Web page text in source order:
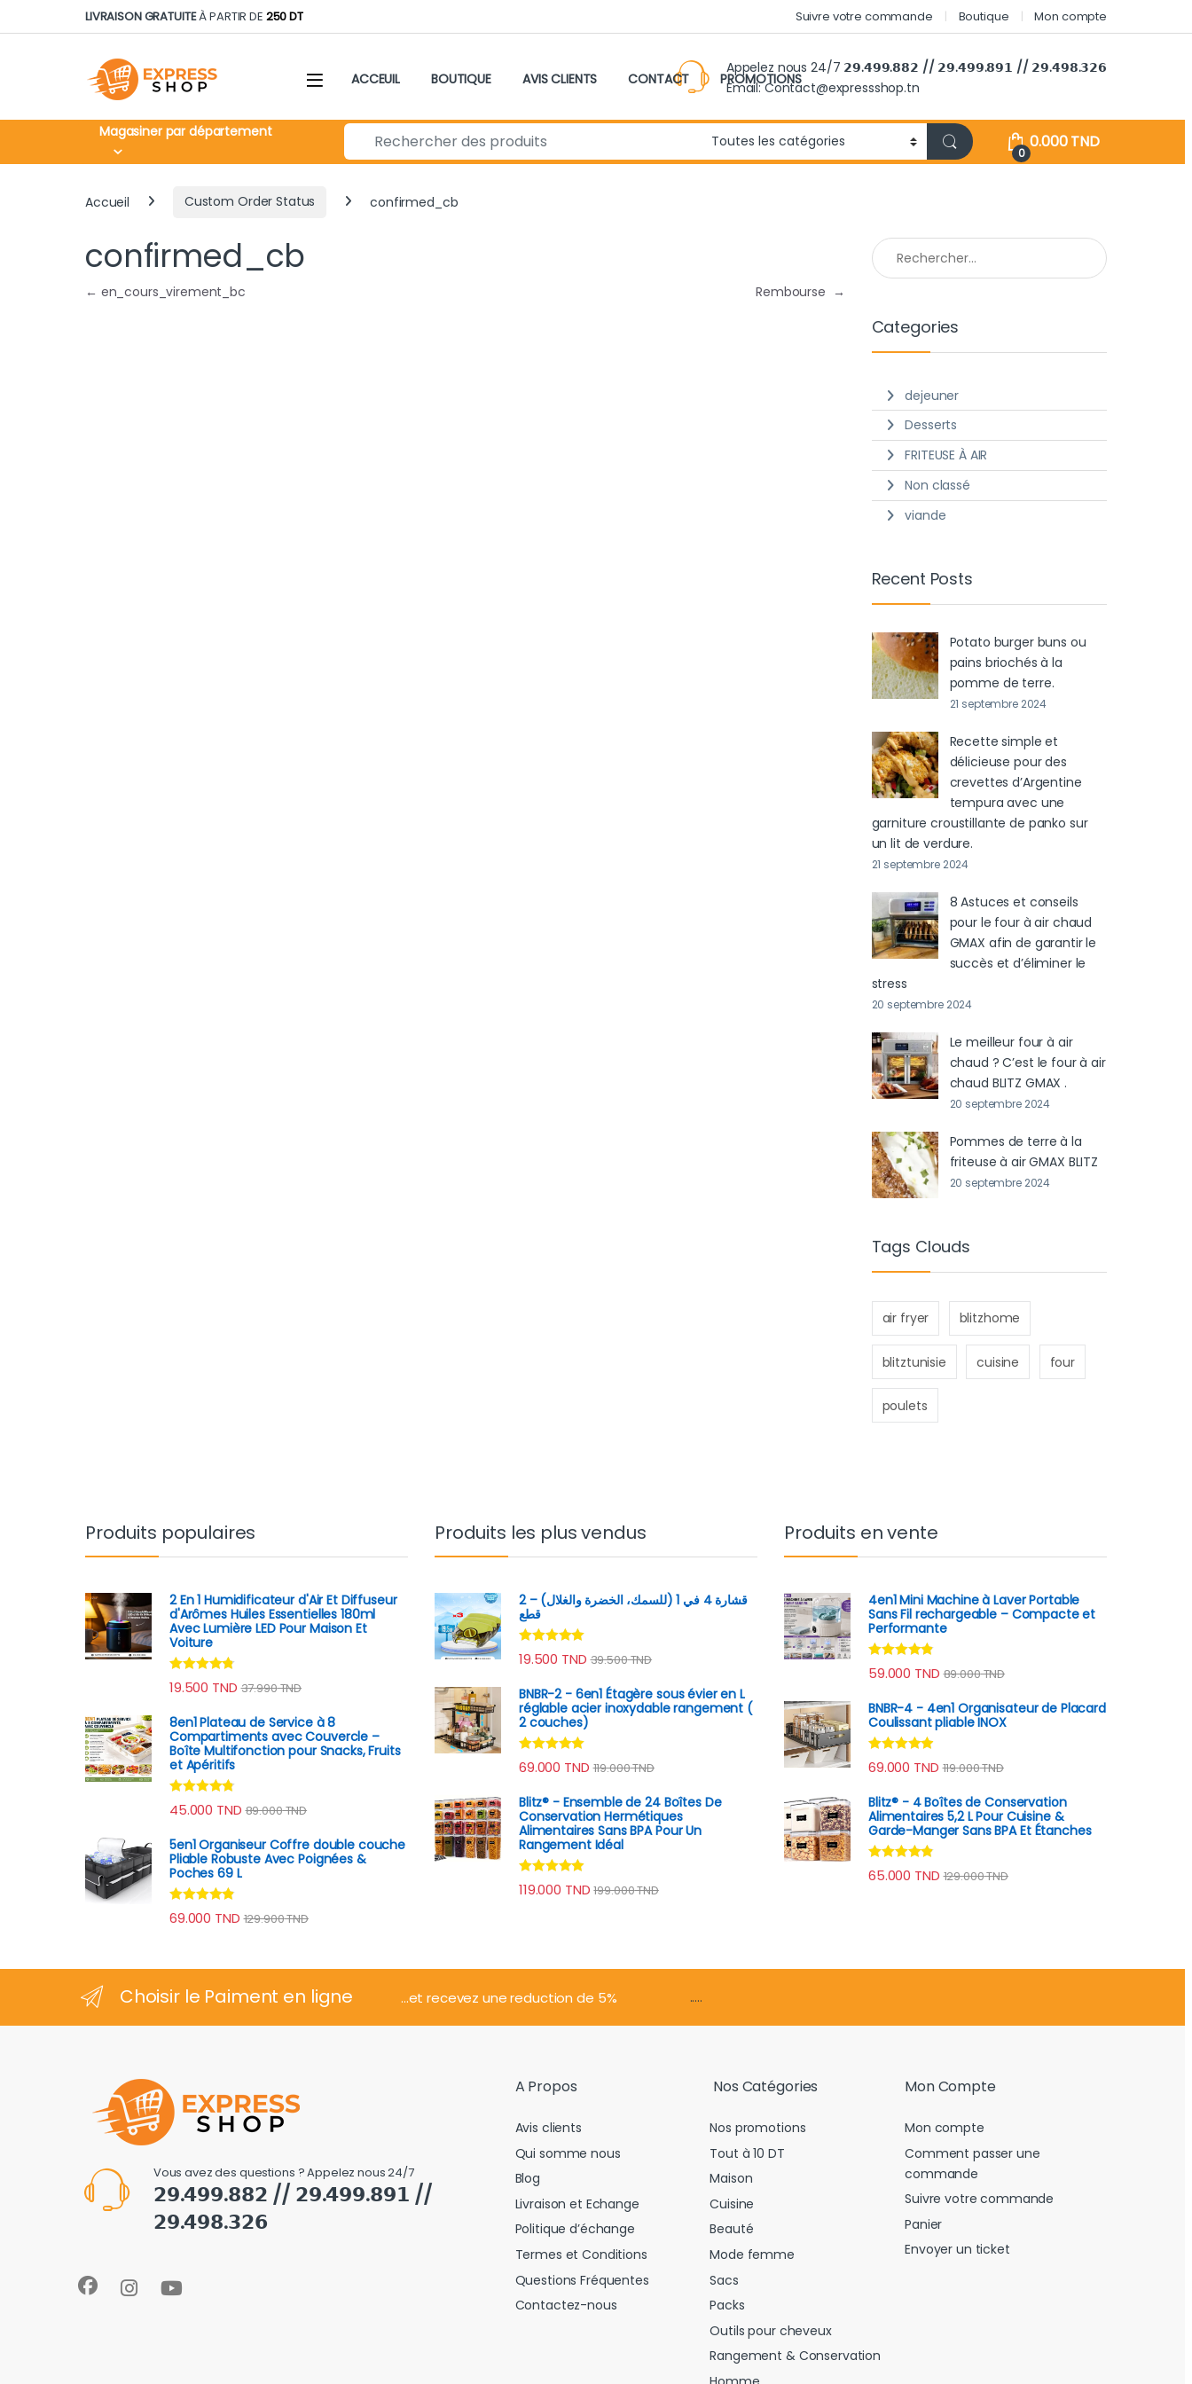
Skip to navigation
Skip to contentLIVRAISON GRATUITEÀ PARTIR DE 250 DT Suivre votre commande Boutique Mon compte
ACCEUIL BOUTIQUE AVIS CLIENTS CONTACT PROMOTIONS
Appelez nous 24/7 𝟮𝟵.𝟰𝟵𝟵.𝟴𝟴𝟮 // 𝟮𝟵.𝟰𝟵𝟵.𝟴𝟵𝟭 // 𝟮𝟵.𝟰𝟵𝟴.𝟯𝟮𝟲
Email: Contact@expressshop.tn
Magasiner par département Search for:
0
0.000TND
Accueil Custom Order Status confirmed_cb
confirmed_cb
Navigation de l’article
← en_cours_virement_bc Rembourse →
Rechercher :
Categories
dejeuner
Desserts
FRITEUSE À AIR
Non classé
viande
Recent Posts
Potato burger buns ou
pains briochés à la
pomme de terre.
21 septembre 2024
Recette simple et
délicieuse pour des
crevettes d’Argentine
tempura avec une
garniture croustillante de panko sur
un lit de verdure.
21 septembre 2024
8 Astuces et conseils
pour le four à air chaud
GMAX afin de garantir le
succès et d’éliminer le
stress
20 septembre 2024
Le meilleur four à air
chaud ? C’est le four à air
chaud BLITZ GMAX .
20 septembre 2024
Pommes de terre à la
friteuse à air GMAX BLITZ
20 septembre 2024
Tags Clouds
air fryer blitzhome
blitztunisie cuisine four
poulets
Produits populaires
2 En 1 Humidificateur d'Air Et Diffuseur
d'Arômes Huiles Essentielles 180ml
Avec Lumière LED Pour Maison Et
Voiture
Note4.64
sur 5
19.500 TND 37.990TND
8en1 Plateau de Service à 8
Compartiments avec Couvercle –
Boîte Multifonction pour Snacks, Fruits
et Apéritifs
Note4.60
sur 5
45.000 TND 89.000TND
5en1 Organiseur Coffre double couche
Pliable Robuste Avec Poignées &
Poches 69 L
Note4.69
sur 5
69.000 TND 129.900TND
Produits les plus vendus
قشارة 4 في 1 (للسمك، الخضرة والغلال) – 2
قطع
Note4.89
sur 5
19.500 TND 39.500TND
BNBR-2 - 6en1 Étagère sous évier en L
réglable acier inoxydable rangement (
2 couches)
Note4.79
sur 5
69.000 TND 119.000TND
Blitz® - Ensemble de 24 Boîtes De
Conservation Hermétiques
Alimentaires Sans BPA Pour Un
Rangement Idéal
Note4.74
sur 5
119.000 TND 199.000TND
Produits en vente
4en1 Mini Machine à Laver Portable
Sans Fil rechargeable – Compacte et
Performante
Note4.70
sur 5
59.000 TND 89.000TND
BNBR-4 - 4en1 Organisateur de Placard
Coulissant pliable INOX
Note4.75
sur 5
69.000 TND 119.000TND
Blitz® - 4 Boîtes de Conservation
Alimentaires 5,2 L Pour Cuisine &
Garde-Manger Sans BPA Et Étanches
Note4.70
sur 5
65.000 TND 129.000TND
Choisir le Paiment en ligne ...et recevez une reduction de 5% .....
Vous avez des questions ? Appelez nous 24/7
𝟮𝟵.𝟰𝟵𝟵.𝟴𝟴𝟮 // 𝟮𝟵.𝟰𝟵𝟵.𝟴𝟵𝟭 //
𝟮𝟵.𝟰𝟵𝟴.𝟯𝟮𝟲
A Propos
Avis clients
Qui somme nous
Blog
Livraison et Echange
Politique d’échange
Termes et Conditions
Questions Fréquentes
Contactez-nous
Nos Catégories
Nos promotions
Tout à 10 DT
Maison
Cuisine
Beauté
Mode femme
Sacs
Packs
Outils pour cheveux
Rangement & Conservation
Mon Compte
Mon compte
Comment passer une
commande
Suivre votre commande
Panier
Envoyer un ticket